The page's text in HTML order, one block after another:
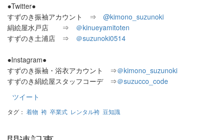
●Twitter●
すずのき振袖アカウント ⇒ @kimono_suzunoki
絹絵屋水戸店 ⇒ ＠kinueyamitoten
すずのき土浦店 ⇒ ＠suzunoki0514
●Instagram●
すずのき振袖・浴衣アカウント ⇒＠kimono_suzunoki
すずのき絹絵屋スタッフコーデ ⇒＠suzucco_code
ツイート
タグ： 着物 袴 卒業式 レンタル袴 豆知識